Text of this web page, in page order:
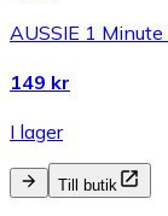
AUSSIE 1
149 kr
I lager
Till butik